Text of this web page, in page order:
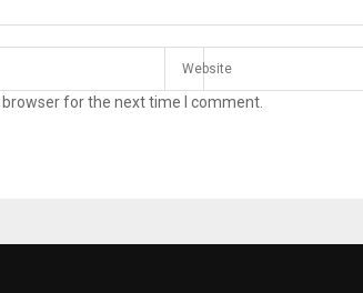
for the next time I comment.